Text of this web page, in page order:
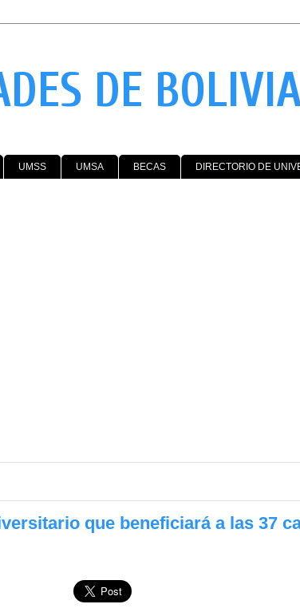
DE
UMSS UMSA BECAS DIRECTORIO DE
que beneficiará a las 37